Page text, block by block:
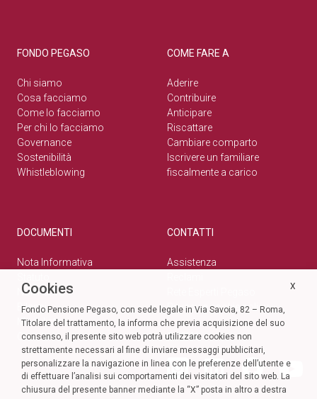
FONDO PEGASO
Chi siamo
Cosa facciamo
Come lo facciamo
Per chi lo facciamo
Governance
Sostenibilità
Whistleblowing
COME FARE A
Aderire
Contribuire
Anticipare
Riscattare
Cambiare comparto
Iscrivere un familiare
fiscalmente a carico
DOCUMENTI
Nota Informativa
Normativa
Bilanci
Modulistica
Circolari
CONTATTI
Assistenza
Privacy e cookie policy
SOCIAL
X
Cookies
Fondo Pensione Pegaso, con sede legale in Via Savoia, 82 – Roma,
Titolare del trattamento, la informa che previa acquisizione del suo
consenso, il presente sito web potrà utilizzare cookies non
strettamente necessari al fine di inviare messaggi pubblicitari,
personalizzare la navigazione in linea con le preferenze dell’utente e
di effettuare l’analisi sui comportamenti dei visitatori del sito web. La
chiusura del presente banner mediante la “X” posta in altro a destra